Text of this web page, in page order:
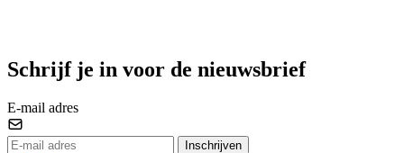
Schrijf je in voor de nieuwsbrief
E-mail adres
Inschrijven